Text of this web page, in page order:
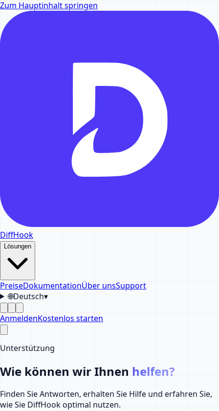
Zum Hauptinhalt springen
DiffHook
Lösungen
PreiseDokumentationÜber unsSupport
🌐Deutsch▾
AnmeldenKostenlos starten
Unterstützung
Wie können wir Ihnen helfen?
Finden Sie Antworten, erhalten Sie Hilfe und erfahren Sie,
wie Sie DiffHook optimal nutzen.